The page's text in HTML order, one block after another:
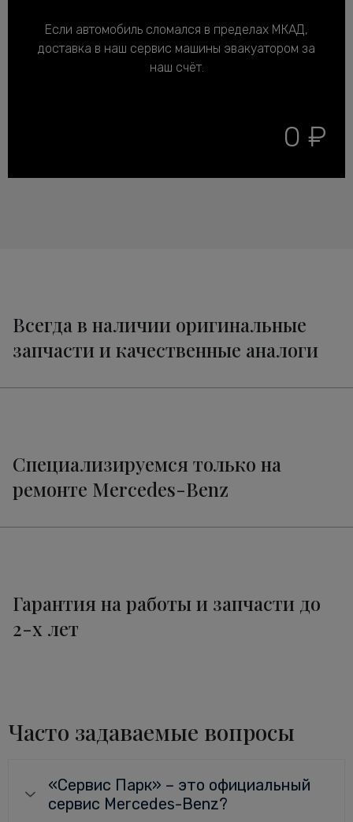
Если автомобиль сломался в пределах МКАД,
доставка в наш сервис машины эвакуатором за
наш счёт.
0 ₽
Всегда в наличии оригинальные
запчасти и качественные аналоги
Специализируемся только на
ремонте Mercedes-Benz
Гарантия на работы и запчасти до
2-х лет
Часто задаваемые вопросы
«Сервис Парк» – это официальный
сервис Mercedes-Benz?